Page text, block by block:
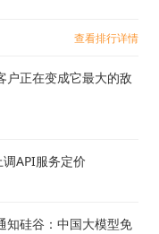
查看排行详情
户正在变成它最大的敌
API服务定价
知硅谷：中国大模型免